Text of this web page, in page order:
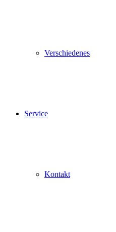
Verschiedenes
Service
Kontakt